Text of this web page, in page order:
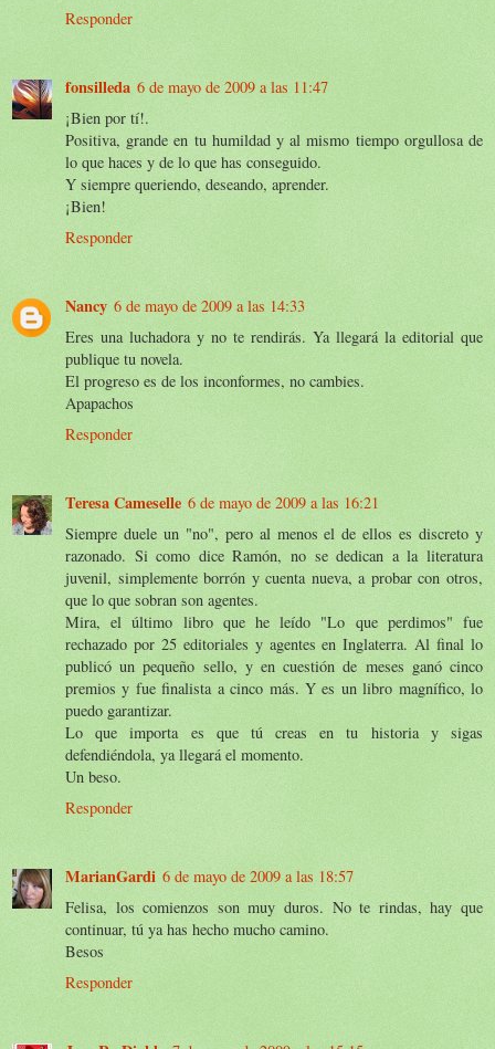
Responder
fonsilleda 6 de mayo de 2009 a las 11:47
¡Bien por tí!.
Positiva, grande en tu humildad y al mismo tiempo orgullosa de
lo que haces y de lo que has conseguido.
Y siempre queriendo, deseando, aprender.
¡Bien!
Responder
Nancy 6 de mayo de 2009 a las 14:33
Eres una luchadora y no te rendirás. Ya llegará la editorial que
publique tu novela.
El progreso es de los inconformes, no cambies.
Apapachos
Responder
Teresa Cameselle 6 de mayo de 2009 a las 16:21
Siempre duele un "no", pero al menos el de ellos es discreto y
razonado. Si como dice Ramón, no se dedican a la literatura
juvenil, simplemente borrón y cuenta nueva, a probar con otros,
que lo que sobran son agentes.
Mira, el último libro que he leído "Lo que perdimos" fue
rechazado por 25 editoriales y agentes en Inglaterra. Al final lo
publicó un pequeño sello, y en cuestión de meses ganó cinco
premios y fue finalista a cinco más. Y es un libro magnífico, lo
puedo garantizar.
Lo que importa es que tú creas en tu historia y sigas
defendiéndola, ya llegará el momento.
Un beso.
Responder
MarianGardi 6 de mayo de 2009 a las 18:57
Felisa, los comienzos son muy duros. No te rindas, hay que
continuar, tú ya has hecho mucho camino.
Besos
Responder